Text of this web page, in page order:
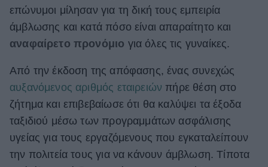
Χωρίς Ταμπέλες
Women's Forum
Hautes Grecians
επώνυμοι μίλησαν για τη δική τους εμπειρία
άμβλωσης και κατά πόσο είναι απαραίτητο και
αναφαίρετο προνόμιο για όλες τις γυναίκες.
Από την έκδοση της απόφασης, ένας συνεχώς
αυξανόμενος αριθμός εταιρειών πήρε θέση στο
ζήτημα και επιβεβαίωσε ότι θα καλύψει τα έξοδα
ταξιδιού μέσω των προγραμμάτων ασφάλισης
υγείας για τους εργαζόμενους που εγκαταλείπουν
την πολιτεία τους για να κάνουν άμβλωση. Τίποτα